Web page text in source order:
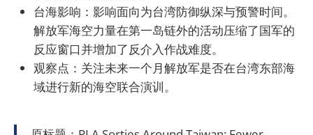
台海影响：影响面向为台湾防御纵深与预警时间。
解放军海空力量在第一岛链外的活动压缩了国军的
反应窗口并增加了反介入作战难度。
观察点：关注未来一个月解放军是否在台湾东部海
域进行新的海空联合演训。